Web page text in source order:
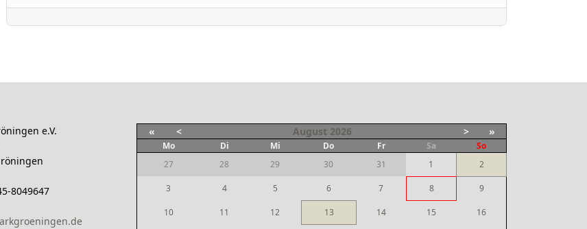
e.V.
8049647
« < August 2026 > »
Mo Di Mi Do Fr Sa
So
27
28 29 30 31 1 2
3 4 5 6 7 8 9
10 11 12 13 14 15 16